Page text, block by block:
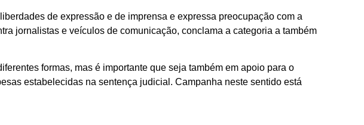
de expressão e de imprensa e expressa preocupação com a
jornalistas e veículos de comunicação, conclama a categoria a também
formas, mas é importante que seja também em apoio para o
estabelecidas na sentença judicial. Campanha neste sentido está